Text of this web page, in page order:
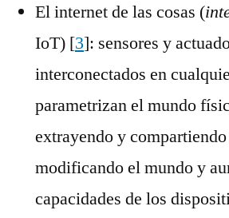
El internet de las cosas (
IoT) [3]: sensores y
interconectados en
parametrizan el mundo
extrayendo y
modificando el mundo y
capacidades de los